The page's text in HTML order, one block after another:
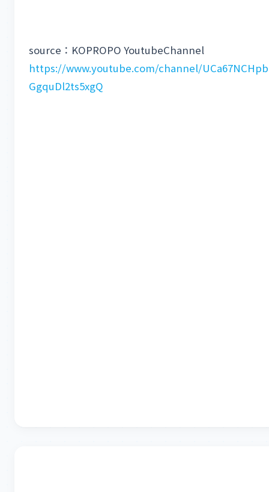
source：KOPROPO YoutubeChannel
https://www.youtube.com/channel/
GgquDl2ts5xgQ